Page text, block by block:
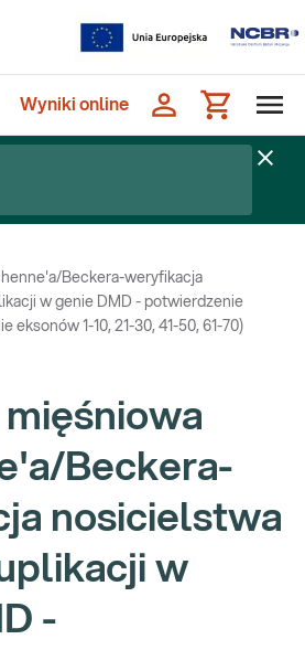
Wyniki online
Beckera-weryfikacja
w genie DMD - potwierdzenie
eksonów 1-10, 21-30, 41-50, 61-70)
Beckera-
nosicielstwa
w
-